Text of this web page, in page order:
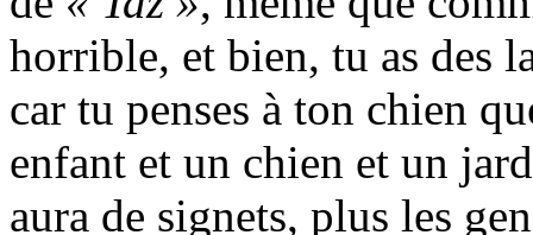
horrible, et bien, tu as des
car tu penses à ton chien
enfant et un chien et un
aura de signets, plus les